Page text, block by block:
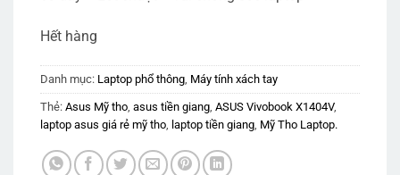
Hết hàng
Danh mục: Laptop phổ thông, Máy tính xách tay
Thẻ: Asus Mỹ tho, asus tiền giang, ASUS Vivobook X1404V,
laptop asus giá rẻ mỹ tho, laptop tiền giang, Mỹ Tho Laptop.